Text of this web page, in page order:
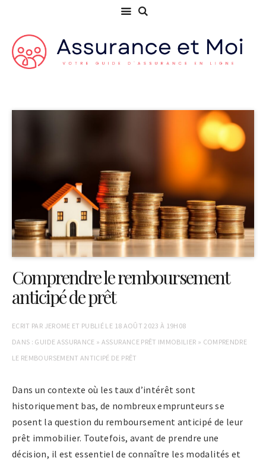
Comprendre le remboursement
anticipé de prêt
ECRIT PAR JEROME ET PUBLIÉ LE 18 AOÛT 2023 À 19H08
DANS : GUIDE ASSURANCE » ASSURANCE PRÊT IMMOBILIER » COMPRENDRE
LE REMBOURSEMENT ANTICIPÉ DE PRÊT
Dans un contexte où les taux d’intérêt sont
historiquement bas, de nombreux emprunteurs se
posent la question du remboursement anticipé de leur
prêt immobilier. Toutefois, avant de prendre une
décision, il est essentiel de connaître les modalités et